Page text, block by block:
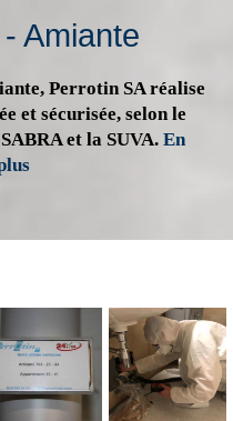
Amiante
Perrotin SA réalise
et sécurisée, selon le
et la SUVA. En